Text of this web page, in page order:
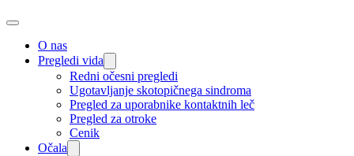
O nas
Pregledi vida
Redni očesni pregledi
Ugotavljanje skotopičnega sindroma
Pregled za uporabnike kontaktnih leč
Pregled za otroke
Cenik
Očala